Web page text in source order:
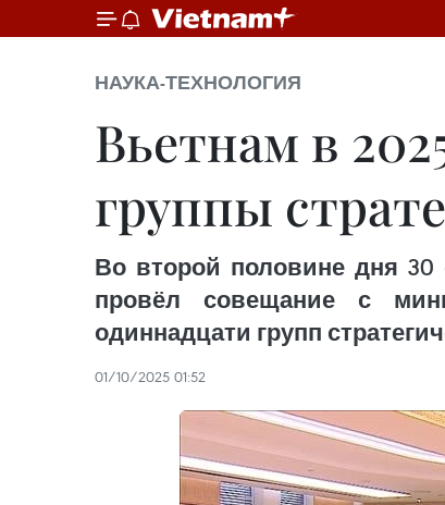
НАУКА-ТЕХНОЛОГИЯ
Вьетнам в
группы
Во второй половине дня 30
провёл совещание с
одиннадцати групп
01/10/2025 01:52